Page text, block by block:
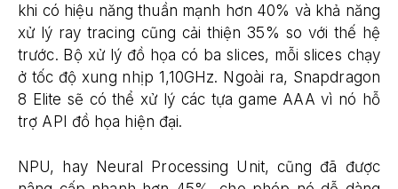
khi có hiệu năng thuần mạnh hơn 40% và khả năng
xử lý ray tracing cũng cải thiện 35% so với thế hệ
trước. Bộ xử lý đồ họa có ba slices, mỗi slices chạy
ở tốc độ xung nhịp 1,10GHz. Ngoài ra, Snapdragon
8 Elite sẽ có thể xử lý các tựa game AAA vì nó hỗ
trợ API đồ họa hiện đại.
NPU, hay Neural Processing Unit, cũng đã được